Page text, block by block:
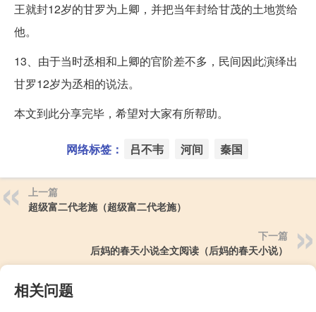
王就封12岁的甘罗为上卿，并把当年封给甘茂的土地赏给
他。
13、由于当时丞相和上卿的官阶差不多，民间因此演绎出
甘罗12岁为丞相的说法。
本文到此分享完毕，希望对大家有所帮助。
网络标签： 吕不韦 河间 秦国
上一篇
超级富二代老施（超级富二代老施）
下一篇
后妈的春天小说全文阅读（后妈的春天小说）
相关问题